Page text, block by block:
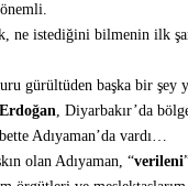
ne istediğini bilmenin ilk
gürültüden başka bir şey
, Diyarbakır’da
Adıyaman’da vardı…
olan Adıyaman, “verileni